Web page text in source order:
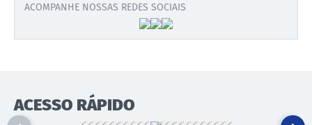
ACOMPANHE NOSSAS REDES SOCIAIS
ACESSO RÁPIDO